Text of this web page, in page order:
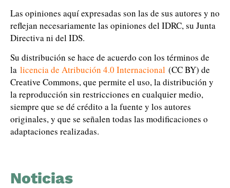
Las opiniones aquí expresadas son las de sus autores y no
reflejan necesariamente las opiniones del IDRC, su Junta
Directiva ni del IDS.
Su distribución se hace de acuerdo con los términos de
la licencia de Atribución 4.0 Internacional (CC BY) de
Creative Commons, que permite el uso, la distribución y
la reproducción sin restricciones en cualquier medio,
siempre que se dé crédito a la fuente y los autores
originales, y que se señalen todas las modificaciones o
adaptaciones realizadas.
Noticias